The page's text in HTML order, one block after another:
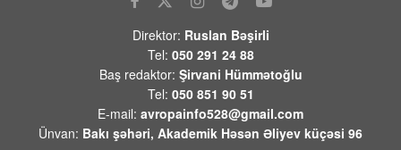
Netanyahu Qəzzada atəşkəsin ikinci
mərhələsi planını rədd etdiklərini
açıqladı
Lukaşenko belarusları kəndlərdə
daxma almağa çağırır
09 AVQUST 2026 / 13:07 19
Direktor: Ruslan Bəşirli
Tel: 050 291 24 88
Baş redaktor: Şirvani Hümmətoğlu
Tel: 050 851 90 51
E-mail: avropainfo528@gmail.com
Ünvan: Bakı şəhəri, Akademik Həsən Əliyev küçəsi 96